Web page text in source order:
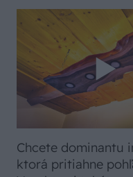
Chcete dominantu
ktorá pritiahne